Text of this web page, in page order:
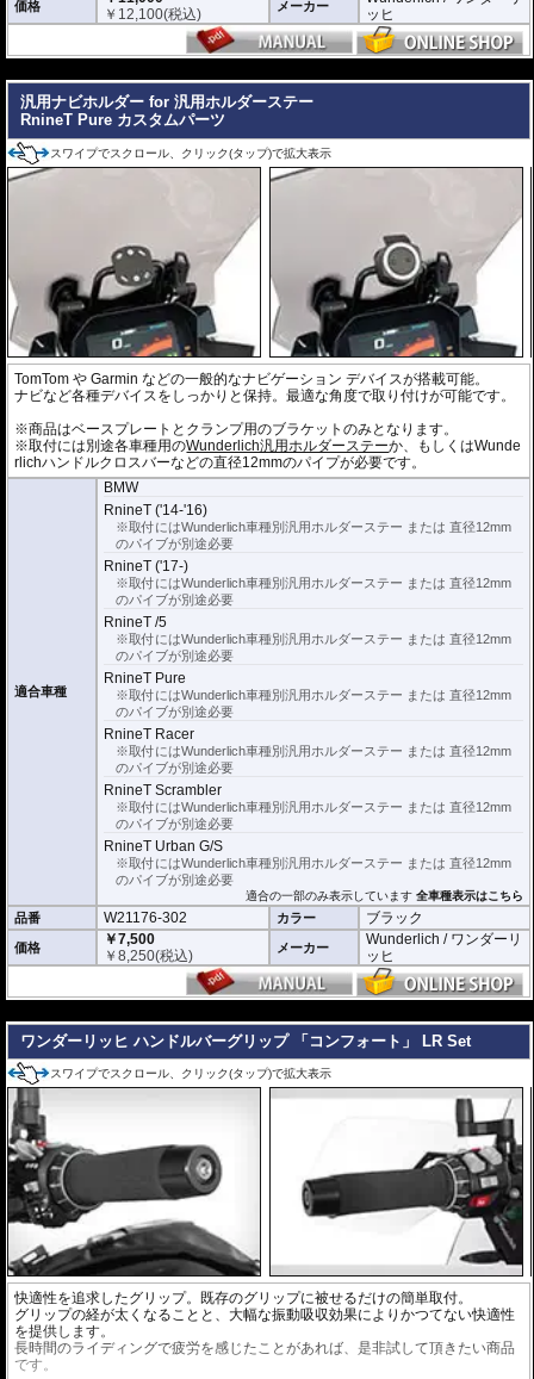
価格
￥ 12,100(税込) メーカー
ッヒ
汎用ナビホルダー for 汎用ホルダーステー
RnineT Pure カスタムパーツ
スワイプでスクロール、クリック(タップ)で拡大表示
TomTom や Garmin などの一般的なナビゲーション デバイスが搭載可能。
ナビなど各種デバイスをしっかりと保持。最適な角度で取り付けが可能です。
※商品はベースプレートとクランプ用のブラケットのみとなります。
※取付には別途各車種用のWunderlich汎用ホルダーステーか、もしくはWunde
rlichハンドルクロスバーなどの直径12mmのパイプが必要です。
適合車種
BMW
RnineT ('14-'16)
※取付にはWunderlich車種別汎用ホルダーステー または 直径12mm
のパイブが別途必要
RnineT ('17-)
※取付にはWunderlich車種別汎用ホルダーステー または 直径12mm
のパイブが別途必要
RnineT /5
※取付にはWunderlich車種別汎用ホルダーステー または 直径12mm
のパイブが別途必要
RnineT Pure
※取付にはWunderlich車種別汎用ホルダーステー または 直径12mm
のパイブが別途必要
RnineT Racer
※取付にはWunderlich車種別汎用ホルダーステー または 直径12mm
のパイブが別途必要
RnineT Scrambler
※取付にはWunderlich車種別汎用ホルダーステー または 直径12mm
のパイブが別途必要
RnineT Urban G/S
※取付にはWunderlich車種別汎用ホルダーステー または 直径12mm
のパイブが別途必要
適合の一部のみ表示しています全車種表示はこちら
品番 W21176-302 カラー ブラック
価格
￥7,500
￥8,250(税込) メーカー
Wunderlich / ワンダーリ
ッヒ
ワンダーリッヒ ハンドルバーグリップ 「コンフォート」 LR Set
スワイプでスクロール、クリック(タップ)で拡大表示
快適性を追求したグリップ。既存のグリップに被せるだけの簡単取付。
グリップの経が太くなることと、大幅な振動吸収効果によりかつてない快適性
を提供します。
長時間のライディングで疲労を感じたことがあれば、是非試して頂きたい商品
です。